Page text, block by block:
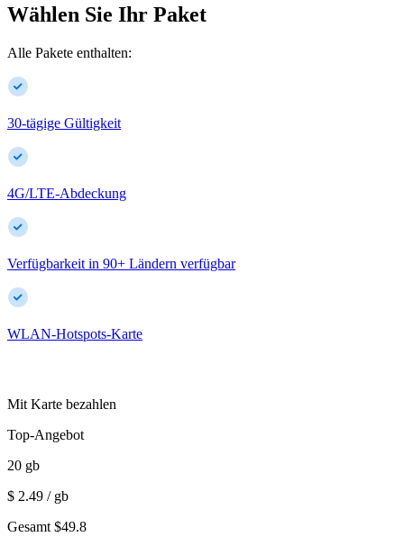
Wählen Sie Ihr Paket
Alle Pakete enthalten:
30-tägige Gültigkeit
4G/LTE-Abdeckung
Verfügbarkeit in 90+ Ländern verfügbar
WLAN-Hotspots-Karte
Mit Karte bezahlen
Top-Angebot
20 gb
$ 2.49 / gb
Gesamt $49.8